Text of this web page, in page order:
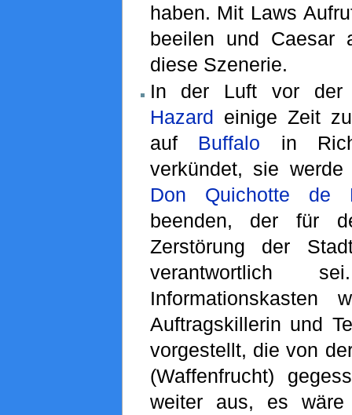
haben. Mit Laws
beeilen und Caesar
diese Szenerie.
In der Luft vor
Hazard einige Zeit
auf Buffalo in
verkündet, sie
Don Quichotte de
beenden, der für
Zerstörung der
verantwortlich
Auftragskillerin und
vorgestellt, die von
(Waffenfrucht)
weiter aus, es